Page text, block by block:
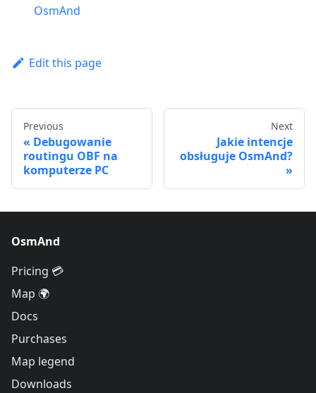
OsmAnd
Edit this page
Previous
Debugowanie
routingu OBF na
komputerze PC
Next
Jakie intencje
obsługuje OsmAnd?
OsmAnd
Pricing 💳
Map 🌍
Docs
Purchases
Map legend
Downloads